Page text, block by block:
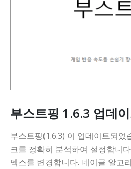
부스트핑 1.6.3 업데
부스트핑(1.6.3) 이 업데이트되었
크를 정확히 분석하여 설정합니
덱스를 변경합니다. 네이글 알고